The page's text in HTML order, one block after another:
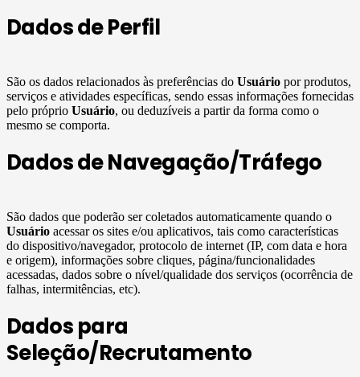
Dados de Perfil
São os dados relacionados às preferências do Usuário por produtos,
serviços e atividades específicas, sendo essas informações fornecidas
pelo próprio Usuário, ou deduzíveis a partir da forma como o
mesmo se comporta.
Dados de Navegação/Tráfego
São dados que poderão ser coletados automaticamente quando o
Usuário acessar os sites e/ou aplicativos, tais como características
do dispositivo/navegador, protocolo de internet (IP, com data e hora
e origem), informações sobre cliques, página/funcionalidades
acessadas, dados sobre o nível/qualidade dos serviços (ocorrência de
falhas, intermitências, etc).
Dados para
Seleção/Recrutamento